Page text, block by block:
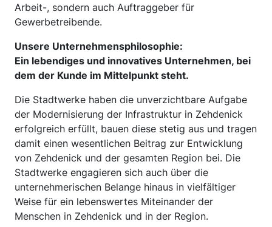
Arbeit-, sondern auch Auftraggeber für
Gewerbetreibende.
Unsere Unternehmensphilosophie:
Ein lebendiges und innovatives Unternehmen, bei
dem der Kunde im Mittelpunkt steht.
Die Stadtwerke haben die unverzichtbare Aufgabe
der Modernisierung der Infrastruktur in Zehdenick
erfolgreich erfüllt, bauen diese stetig aus und tragen
damit einen wesentlichen Beitrag zur Entwicklung
von Zehdenick und der gesamten Region bei. Die
Stadtwerke engagieren sich auch über die
unternehmerischen Belange hinaus in vielfältiger
Weise für ein lebenswertes Miteinander der
Menschen in Zehdenick und in der Region.